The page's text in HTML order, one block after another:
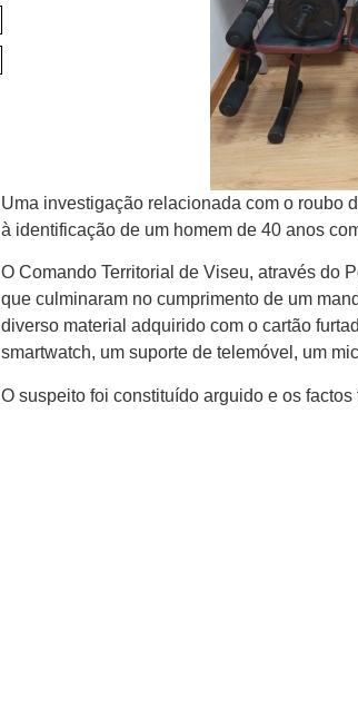
Uma investigação relacionada com o roubo
à identificação de um homem de 40 anos
O Comando Territorial de Viseu, através do
que culminaram no cumprimento de um
diverso material adquirido com o cartão
smartwatch, um suporte de telemóvel, um
O suspeito foi constituído arguido e os